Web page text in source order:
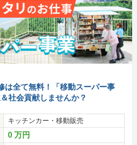
は全て無料！「移動スーパー事
社会貢献しませんか？
キッチンカー・移動販売
0 万円